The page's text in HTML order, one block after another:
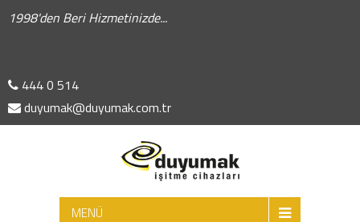
1998'den Beri Hizmetinizde...
444 0 514
duyumak@duyumak.com.tr
MENÜ